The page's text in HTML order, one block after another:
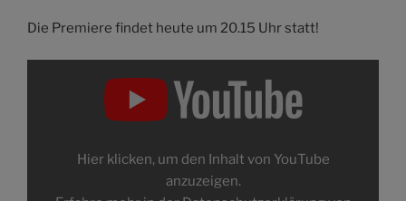
Die Premiere findet heute um 20.15 Uhr statt!
„Auf
Kollisionskurs
anzeigenHier klicken, um den Inhalt von YouTube
anzuzeigen.